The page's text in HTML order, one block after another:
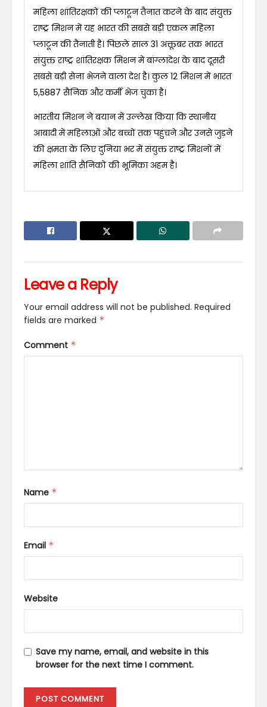
महिला शांतिरक्षकों की प्लाटून तैनात करने के बाद संयुक्त
राष्ट्र मिशन में यह भारत की सबसे बड़ी एकल महिला
प्लाटून की तैनाती है। पिछले साल 31 अक्तूबर तक भारत
संयुक्त राष्ट्र शांतिरक्षक मिशन में बांग्लादेश के बाद दूसरी
सबसे बड़ी सेना भेजने वाला देश है। कुल 12 मिशन में भारत
5,5887 सैनिक और कर्मी भेज चुका है।
भारतीय मिशन ने बयान में उल्लेख किया कि स्थानीय
आबादी में महिलाओं और बच्चों तक पहुंचने और उनसे जुड़ने
की क्षमता के लिए दुनिया भर में संयुक्त राष्ट्र मिशनों में
महिला शांति सैनिकों की भूमिका अहम है।
Leave a Reply
Your email address will not be published. Required
fields are marked *
Comment *
Name *
Email *
Website
Save my name, email, and website in this
browser for the next time I comment.